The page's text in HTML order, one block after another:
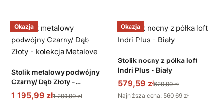
Okazja
Stolik metalowy podwójny
Czarny/ Dąb Złoty -
kolekcja Metalove
1 195,99 zł1 299,99 zł
Okazja
Stolik nocny z półka loft
Indri Plus - Biały
579,59 zł629,99 zł
Najniższa cena: 560,69 zł